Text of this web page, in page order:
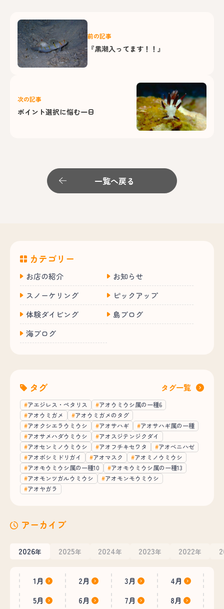
前の記事
『黒潮入ってます！！』
次の記事
ポイント選択に悩む一日
一覧へ戻る
カテゴリー
お店の紹介
お知らせ
スノーケリング
ピックアップ
体験ダイビング
島ブログ
海ブログ
タグ タグ一覧
アエジレス・ペタリス
アオウミウシ属の一種6
アオウミガメ
アオウミガメのタグ
アオクシエラウミウシ
アオサハギ
アオサハギ属の一種
アオサメハダウミウシ
アオスジテンジクダイ
アオセンミノウミウシ
アオフチキセワタ
アオベニハゼ
アオボシミドリガイ
アオマスク
アオミノウミウシ
アオモウミウシ属の一種10
アオモウミウシ属の一種13
アオモンツガルウミウシ
アオモンモウミウシ
アオヤガラ
アーカイブ
2026年 2025年 2024年 2023年 2022年
1月 2月 3月
4月
5月
6月 7月
8月